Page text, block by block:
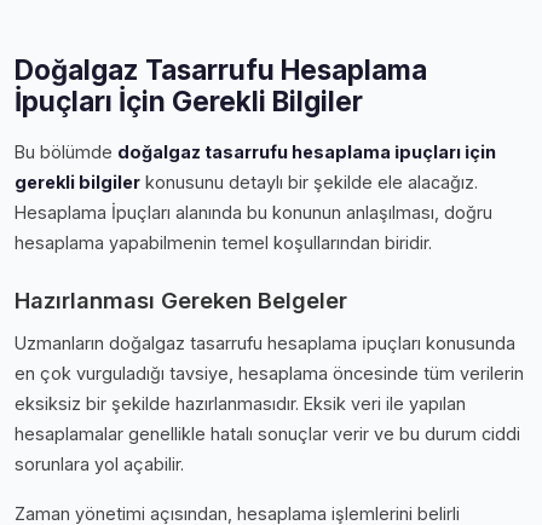
Doğalgaz Tasarrufu Hesaplama
İpuçları İçin Gerekli Bilgiler
Bu bölümde doğalgaz tasarrufu hesaplama i̇puçları i̇çin
gerekli bilgiler konusunu detaylı bir şekilde ele alacağız.
Hesaplama İpuçları alanında bu konunun anlaşılması, doğru
hesaplama yapabilmenin temel koşullarından biridir.
Hazırlanması Gereken Belgeler
Uzmanların doğalgaz tasarrufu hesaplama i̇puçları konusunda
en çok vurguladığı tavsiye, hesaplama öncesinde tüm verilerin
eksiksiz bir şekilde hazırlanmasıdır. Eksik veri ile yapılan
hesaplamalar genellikle hatalı sonuçlar verir ve bu durum ciddi
sorunlara yol açabilir.
Zaman yönetimi açısından, hesaplama işlemlerini belirli